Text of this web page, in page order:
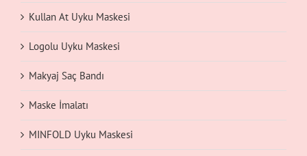
Kullan At Uyku Maskesi
Logolu Uyku Maskesi
Makyaj Saç Bandı
Maske İmalatı
MINFOLD Uyku Maskesi